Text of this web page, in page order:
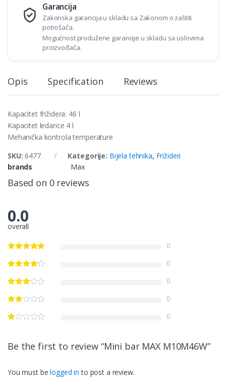
Garancija
Zakonska garancija u skladu sa Zakonom o zaštiti
potrošača.
Mogućnost produžene garancije u skladu sa uslovima
proizvođača.
Opis Specification Reviews
Kapacitet frižidera: 46 l
Kapacitet ledarice 4 l
Mehanička kontrola temperature
SKU: 6477 Kategorije: Bijela tehnika, Frižideri
brands
Max
Based on 0 reviews
0.0
overall
0
0
0
0
0
Be the first to review “Mini bar MAX M10M46W”
You must belogged in to post a review.